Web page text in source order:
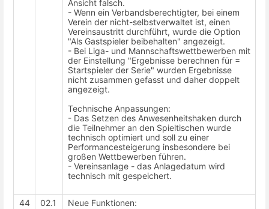
Ansicht falsch.
- Wenn ein Verbandsberechtigter, bei einem
Verein der nicht-selbstverwaltet ist, einen
Vereinsaustritt durchführt, wurde die Option
"Als Gastspieler beibehalten" angezeigt.
- Bei Liga- und Mannschaftswettbewerben mit
der Einstellung "Ergebnisse berechnen für =
Startspieler der Serie" wurden Ergebnisse
nicht zusammen gefasst und daher doppelt
angezeigt.
Technische Anpassungen:
- Das Setzen des Anwesenheitshaken durch
die Teilnehmer an den Spieltischen wurde
technisch optimiert und soll zu einer
Performancesteigerung insbesondere bei
großen Wettbewerben führen.
- Vereinsanlage - das Anlagedatum wird
technisch mit gespeichert.
44
02.1
Neue Funktionen: